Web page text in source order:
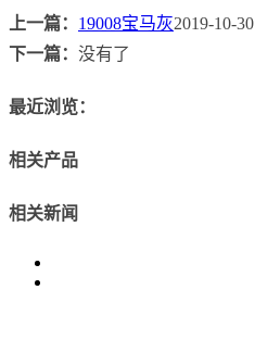
上一篇： 19008宝马灰2019-10-30
下一篇： 没有了
最近浏览：
相关产品
相关新闻